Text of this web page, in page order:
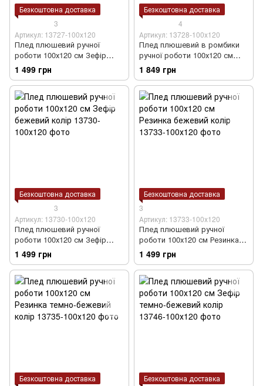
Безкоштовна доставка
3
Артикул: 13727-100х120
Плед плюшевий ручної
роботи 100х120 см Зефір
світло-бежевий колір
1 499 грн
Безкоштовна доставка
4
Артикул: 13728-100х120
Плед плюшевий в ромбики
ручної роботи 100х120 см
світло-бежевий колір
1 849 грн
Безкоштовна доставка
3
Артикул: 13730-100х120
Плед плюшевий ручної
роботи 100х120 см Зефір
бежевий колір
1 499 грн
Безкоштовна доставка
3
Артикул: 13733-100х120
Плед плюшевий ручної
роботи 100х120 см Резинка
бежевий колір
1 499 грн
Безкоштовна доставка
Безкоштовна доставка